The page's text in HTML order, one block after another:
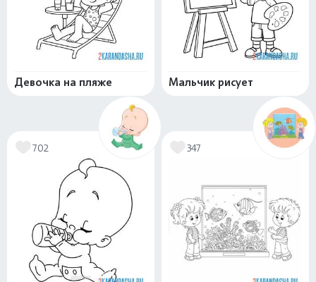
Девочка на пляже Мальчик рисует
702 347